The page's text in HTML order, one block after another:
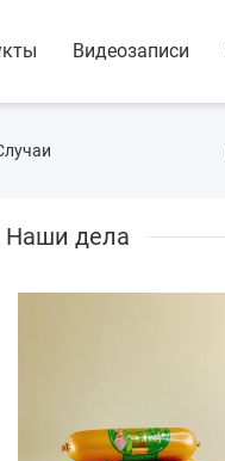
Видеозаписи
Наши дела